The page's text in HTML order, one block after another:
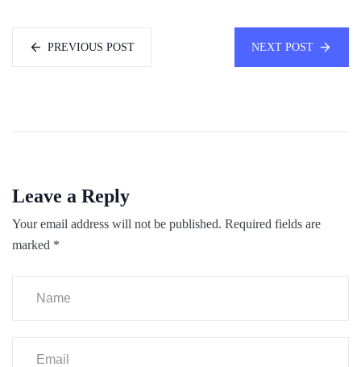
PREVIOUS POST NEXT POST
Leave a Reply
Your email address will not be published. Required fields are
marked *